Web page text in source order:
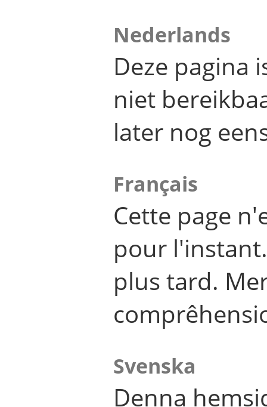
Nederlands
Deze pagina
niet
later nog
Français
Cette page
pour
plus tard.
Svenska
Denna